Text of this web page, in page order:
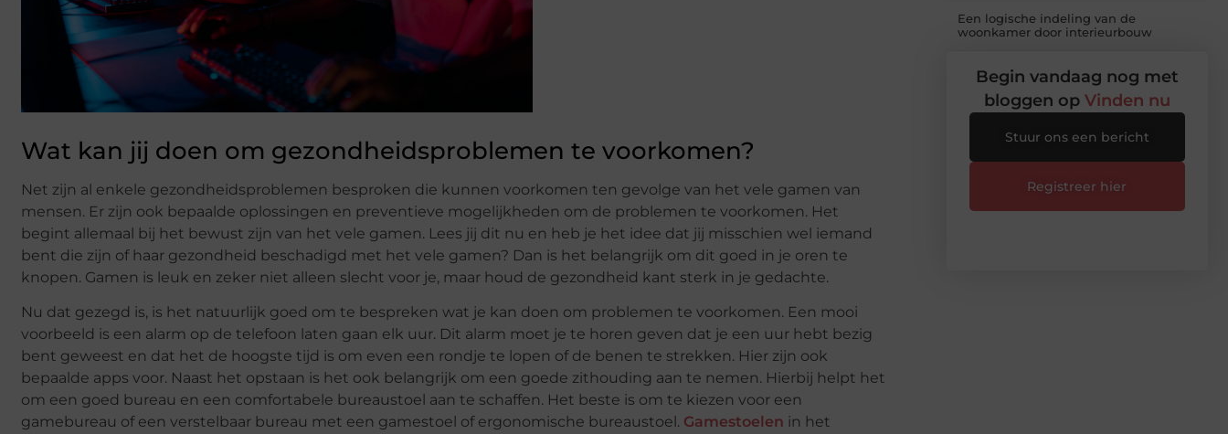
Wat kan jij doen om gezondheidsproblemen te voorkomen?
Net zijn al enkele gezondheidsproblemen besproken die kunnen voorkomen ten gevolge van het vele gamen van
mensen. Er zijn ook bepaalde oplossingen en preventieve mogelijkheden om de problemen te voorkomen. Het
begint allemaal bij het bewust zijn van het vele gamen. Lees jij dit nu en heb je het idee dat jij misschien wel iemand
bent die zijn of haar gezondheid beschadigd met het vele gamen? Dan is het belangrijk om dit goed in je oren te
knopen. Gamen is leuk en zeker niet alleen slecht voor je, maar houd de gezondheid kant sterk in je gedachte.
Nu dat gezegd is, is het natuurlijk goed om te bespreken wat je kan doen om problemen te voorkomen. Een mooi
voorbeeld is een alarm op de telefoon laten gaan elk uur. Dit alarm moet je te horen geven dat je een uur hebt bezig
bent geweest en dat het de hoogste tijd is om even een rondje te lopen of de benen te strekken. Hier zijn ook
bepaalde apps voor. Naast het opstaan is het ook belangrijk om een goede zithouding aan te nemen. Hierbij helpt het
om een goed bureau en een comfortabele bureaustoel aan te schaffen. Het beste is om te kiezen voor een
gamebureau of een verstelbaar bureau met een gamestoel of ergonomische bureaustoel. Gamestoelen in het
Een logische indeling van de
woonkamer door interieurbouw
Begin vandaag nog met
bloggen op Vinden nu
Stuur ons een bericht
Registreer hier